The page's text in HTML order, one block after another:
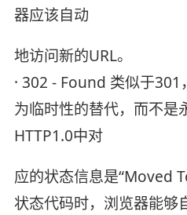
器应该自动
地访问新的URL。
· 302 - Found 类似于
为临时性的替代，而不是
HTTP1.0中对
应的状态信息是“Moved
状态代码时，浏览器能够